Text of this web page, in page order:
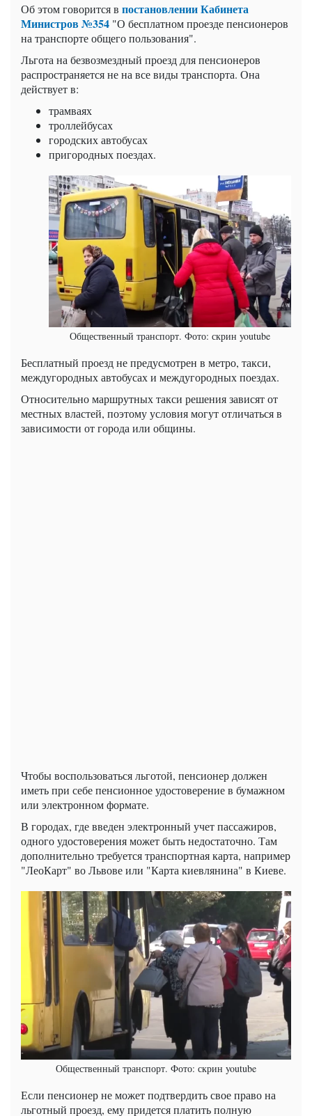
Об этом говорится в постановлении Кабинета
Министров №354 "О бесплатном проезде пенсионеров
на транспорте общего пользования".
Льгота на безвозмездный проезд для пенсионеров
распространяется не на все виды транспорта. Она
действует в:
трамваях
троллейбусах
городских автобусах
пригородных поездах.
Общественный транспорт. Фото: скрин youtube
Бесплатный проезд не предусмотрен в метро, ​​такси,
междугородных автобусах и междугородных поездах.
Относительно маршрутных такси решения зависят от
местных властей, поэтому условия могут отличаться в
зависимости от города или общины.
Чтобы воспользоваться льготой, пенсионер должен
иметь при себе пенсионное удостоверение в бумажном
или электронном формате.
В городах, где введен электронный учет пассажиров,
одного удостоверения может быть недостаточно. Там
дополнительно требуется транспортная карта, например
"ЛеоКарт" во Львове или "Карта киевлянина" в Киеве.
Общественный транспорт. Фото: скрин youtube
Если пенсионер не может подтвердить свое право на
льготный проезд, ему придется платить полную